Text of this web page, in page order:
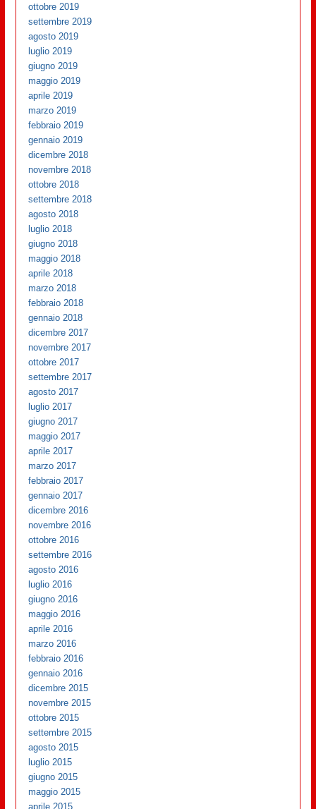
ottobre 2019
settembre 2019
agosto 2019
luglio 2019
giugno 2019
maggio 2019
aprile 2019
marzo 2019
febbraio 2019
gennaio 2019
dicembre 2018
novembre 2018
ottobre 2018
settembre 2018
agosto 2018
luglio 2018
giugno 2018
maggio 2018
aprile 2018
marzo 2018
febbraio 2018
gennaio 2018
dicembre 2017
novembre 2017
ottobre 2017
settembre 2017
agosto 2017
luglio 2017
giugno 2017
maggio 2017
aprile 2017
marzo 2017
febbraio 2017
gennaio 2017
dicembre 2016
novembre 2016
ottobre 2016
settembre 2016
agosto 2016
luglio 2016
giugno 2016
maggio 2016
aprile 2016
marzo 2016
febbraio 2016
gennaio 2016
dicembre 2015
novembre 2015
ottobre 2015
settembre 2015
agosto 2015
luglio 2015
giugno 2015
maggio 2015
aprile 2015